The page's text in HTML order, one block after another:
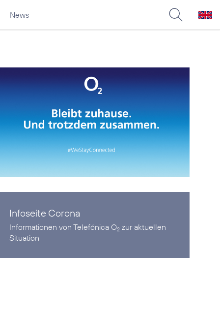
News
Infoseite Corona
Informationen von Telefónica O2 zur aktuellen
Situation